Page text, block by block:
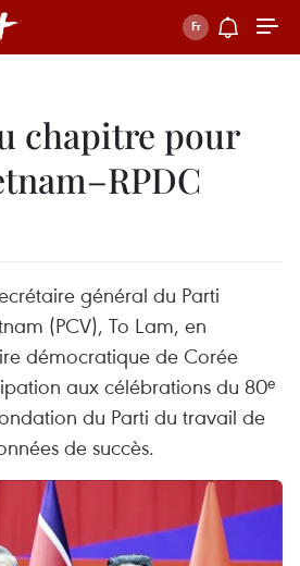
chapitre pour
général du Parti
(PCV), To Lam, en
démocratique de Corée
aux célébrations du 80ᵉ
du Parti du travail de
de succès.